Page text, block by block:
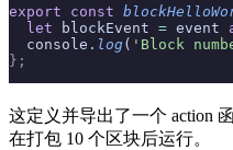
export const
  let
blockEvent = event
  console
. log( 'Block
};
这定义并导出了一个 action
在打包 10 个区块后运行。